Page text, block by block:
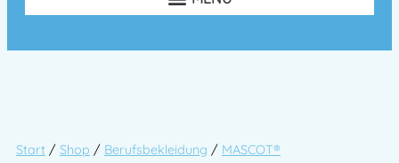
Start / Shop / Berufsbekleidung / MASCOT®